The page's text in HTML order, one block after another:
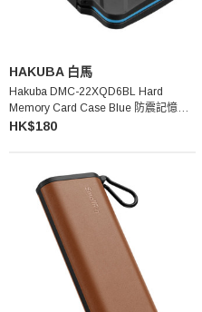
HAKUBA 白馬
Hakuba DMC-22XQD6BL Hard
Memory Card Case Blue 防震記憶卡
收納盒 (XQD/CFexpress Type B卡適用
HK$180